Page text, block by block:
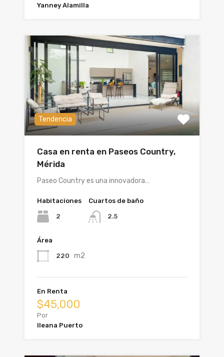
Yanney Alamilla
Tendencia
Casa en renta en Paseos Country,
Mérida
Paseo Country es una innovadora…
Habitaciones
2
Cuartos de baño
2.5
Área
220 m2
En Renta
$45,000
Por
Ileana Puerto